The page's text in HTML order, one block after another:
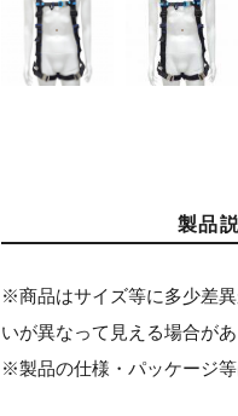
製品
※商品はサイズ等に多少差
いが異なって見える場合があ
※製品の仕様・パッケージ